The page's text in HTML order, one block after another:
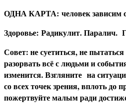
ОДНА КАРТА: человек зависим
Здоровье: Радикулит. Паралич.
Совет: не суетиться, не
разорвать всё с людьми и
изменится. Взгляните на
со всех точек зрения, вплоть до
пожертвуйте малым ради